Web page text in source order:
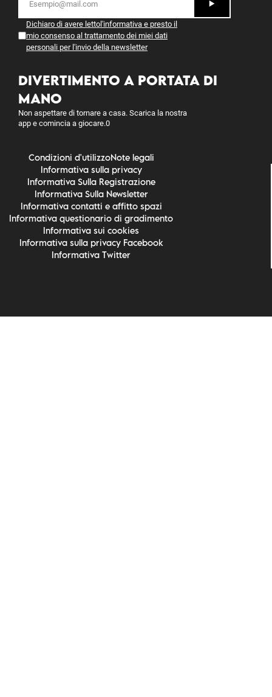
Dichiaro di avere letto l'informativa e presto il
mio consenso al trattamento dei miei dati
personali per l'invio della newsletter
DIVERTIMENTO A PORTATA DI
MANO
Non aspettare di tornare a casa. Scarica la nostra
app e comincia a giocare.0
Condizioni d'utilizzoNote legali
Informativa sulla privacy
Informativa Sulla Registrazione
Informativa Sulla Newsletter
Informativa contatti e affitto spazi
Informativa questionario di gradimento
Informativa sui cookies
Informativa sulla privacy Facebook
Informativa Twitter